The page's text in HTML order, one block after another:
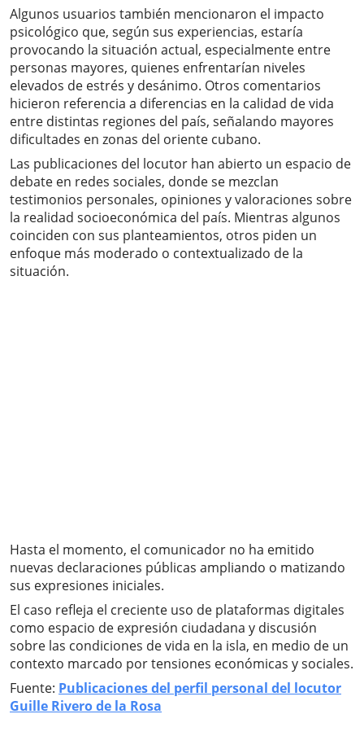
Algunos usuarios también mencionaron el impacto
psicológico que, según sus experiencias, estaría
provocando la situación actual, especialmente entre
personas mayores, quienes enfrentarían niveles
elevados de estrés y desánimo. Otros comentarios
hicieron referencia a diferencias en la calidad de vida
entre distintas regiones del país, señalando mayores
dificultades en zonas del oriente cubano.
Las publicaciones del locutor han abierto un espacio de
debate en redes sociales, donde se mezclan
testimonios personales, opiniones y valoraciones sobre
la realidad socioeconómica del país. Mientras algunos
coinciden con sus planteamientos, otros piden un
enfoque más moderado o contextualizado de la
situación.
Hasta el momento, el comunicador no ha emitido
nuevas declaraciones públicas ampliando o matizando
sus expresiones iniciales.
El caso refleja el creciente uso de plataformas digitales
como espacio de expresión ciudadana y discusión
sobre las condiciones de vida en la isla, en medio de un
contexto marcado por tensiones económicas y sociales.
Fuente: Publicaciones del perfil personal del locutor
Guille Rivero de la Rosa